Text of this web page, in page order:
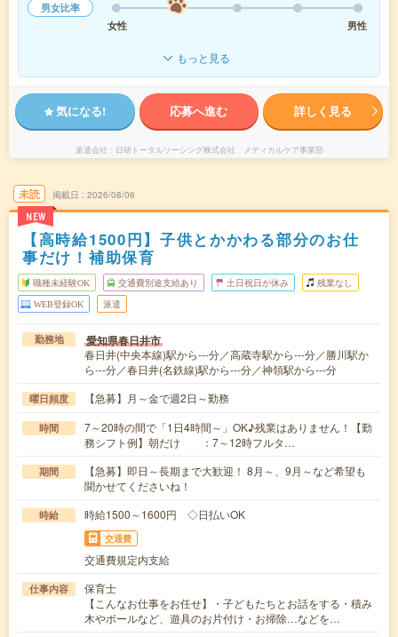
男女比率
女性
男性
もっと見る
気になる! 応募へ進む 詳しく見る
派遣会社 日研トータルソーシング株式会社 メディカルケア事業部
未読
NEW
掲載日 2026/08/06
【高時給1500円】子供とかかわる部分のお仕
事だけ！補助保育
職種未経験OK 交通費別途支給あり 土日祝日が休み 残業なし
WEB登録OK 派遣
勤務地 愛知県春日井市
春日井(中央本線)駅から---分／高蔵寺駅から---分／勝川駅か
ら---分／春日井(名鉄線)駅から---分／神領駅から---分
曜日頻度 【急募】月～金で週2日～勤務
時間
7～20時の間で「1日4時間～」OK♪残業はありません！【勤
務シフト例】朝だけ ：7～12時フルタ…
期間
【急募】即日～長期まで大歓迎！ 8月～、9月～など希望も
聞かせてくださいね！
時給 時給1500～1600円 ◇日払いOK
交通費
交通費規定内支給
仕事内容
保育士
【こんなお仕事をお任せ】・子どもたちとお話をする・積み
木やボールなど、遊具のお片付け・お掃除…などを…